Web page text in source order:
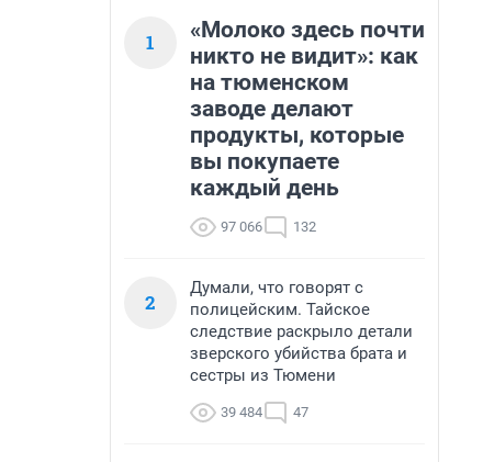
1
«Молоко здесь почти
никто не видит»: как
на тюменском
заводе делают
продукты, которые
вы покупаете
каждый день
97 066 132
2
Думали, что говорят с
полицейским. Тайское
следствие раскрыло детали
зверского убийства брата и
сестры из Тюмени
39 484 47